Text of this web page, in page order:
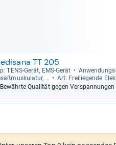
TT 205
TENS-​Gerät, EMS-​Gerät
…
Art: Frei­lie­gende
Bewährte Qua­li­tät gegen Ver­span­nun­gen